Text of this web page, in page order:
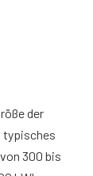
der
typisches
300 bis